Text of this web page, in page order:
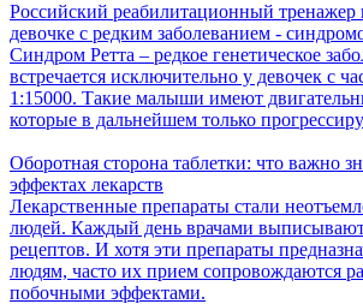
Российский реабилитационный тренажер
девочке с редким заболеванием -
Синдром Ретта – редкое генетическое
встречается исключительно у девочек с
1:15000. Такие малыши имеют
которые в дальнейшем только
Оборотная сторона таблетки: что важно
эффектах лекарств
Лекарственные препараты стали
людей. Каждый день врачами
рецептов. И хотя эти препараты
людям, часто их прием сопровождаются
побочными эффектами.